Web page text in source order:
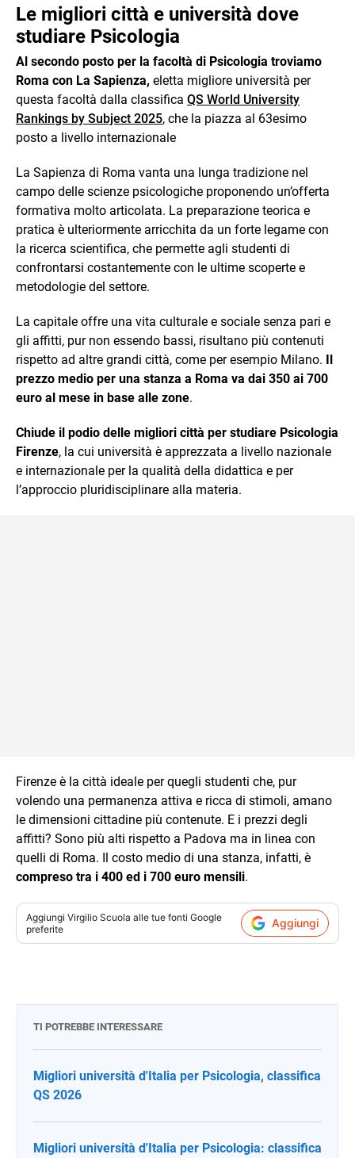
Le migliori città e università dove
studiare Psicologia
Al secondo posto per la facoltà di Psicologia troviamo
Roma con La Sapienza, eletta migliore università per
questa facoltà dalla classifica QS World University
Rankings by Subject 2025, che la piazza al 63esimo
posto a livello internazionale
La Sapienza di Roma vanta una lunga tradizione nel
campo delle scienze psicologiche proponendo un’offerta
formativa molto articolata. La preparazione teorica e
pratica è ulteriormente arricchita da un forte legame con
la ricerca scientifica, che permette agli studenti di
confrontarsi costantemente con le ultime scoperte e
metodologie del settore.
La capitale offre una vita culturale e sociale senza pari e
gli affitti, pur non essendo bassi, risultano più contenuti
rispetto ad altre grandi città, come per esempio Milano. Il
prezzo medio per una stanza a Roma va dai 350 ai 700
euro al mese in base alle zone.
Chiude il podio delle migliori città per studiare Psicologia
Firenze, la cui università è apprezzata a livello nazionale
e internazionale per la qualità della didattica e per
l’approccio pluridisciplinare alla materia.
Firenze è la città ideale per quegli studenti che, pur
volendo una permanenza attiva e ricca di stimoli, amano
le dimensioni cittadine più contenute. E i prezzi degli
affitti? Sono più alti rispetto a Padova ma in linea con
quelli di Roma. Il costo medio di una stanza, infatti, è
compreso tra i 400 ed i 700 euro mensili.
Aggiungi Virgilio Scuola alle tue fonti Google
preferite
Aggiungi
TI POTREBBE INTERESSARE
Migliori università d'Italia per Psicologia, classifica
QS 2026
Migliori università d'Italia per Psicologia: classifica